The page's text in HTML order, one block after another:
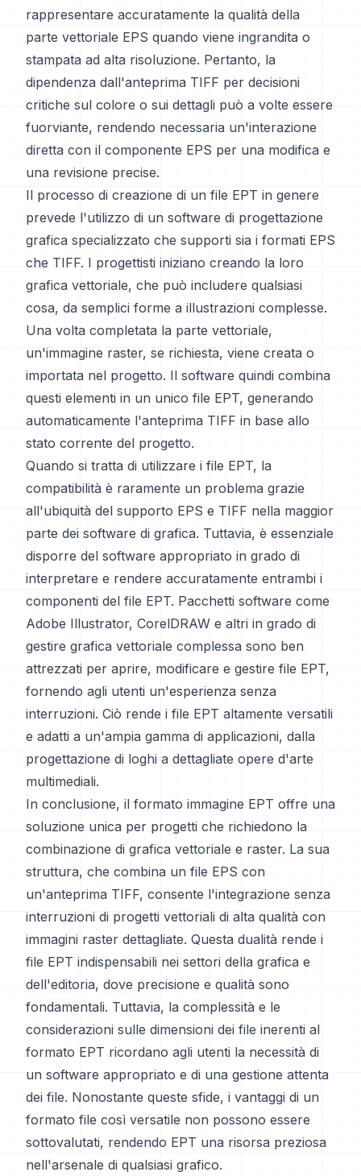
rappresentare accuratamente la qualità della
parte vettoriale EPS quando viene ingrandita o
stampata ad alta risoluzione. Pertanto, la
dipendenza dall'anteprima TIFF per decisioni
critiche sul colore o sui dettagli può a volte essere
fuorviante, rendendo necessaria un'interazione
diretta con il componente EPS per una modifica e
una revisione precise.
Il processo di creazione di un file EPT in genere
prevede l'utilizzo di un software di progettazione
grafica specializzato che supporti sia i formati EPS
che TIFF. I progettisti iniziano creando la loro
grafica vettoriale, che può includere qualsiasi
cosa, da semplici forme a illustrazioni complesse.
Una volta completata la parte vettoriale,
un'immagine raster, se richiesta, viene creata o
importata nel progetto. Il software quindi combina
questi elementi in un unico file EPT, generando
automaticamente l'anteprima TIFF in base allo
stato corrente del progetto.
Quando si tratta di utilizzare i file EPT, la
compatibilità è raramente un problema grazie
all'ubiquità del supporto EPS e TIFF nella maggior
parte dei software di grafica. Tuttavia, è essenziale
disporre del software appropriato in grado di
interpretare e rendere accuratamente entrambi i
componenti del file EPT. Pacchetti software come
Adobe Illustrator, CorelDRAW e altri in grado di
gestire grafica vettoriale complessa sono ben
attrezzati per aprire, modificare e gestire file EPT,
fornendo agli utenti un'esperienza senza
interruzioni. Ciò rende i file EPT altamente versatili
e adatti a un'ampia gamma di applicazioni, dalla
progettazione di loghi a dettagliate opere d'arte
multimediali.
In conclusione, il formato immagine EPT offre una
soluzione unica per progetti che richiedono la
combinazione di grafica vettoriale e raster. La sua
struttura, che combina un file EPS con
un'anteprima TIFF, consente l'integrazione senza
interruzioni di progetti vettoriali di alta qualità con
immagini raster dettagliate. Questa dualità rende i
file EPT indispensabili nei settori della grafica e
dell'editoria, dove precisione e qualità sono
fondamentali. Tuttavia, la complessità e le
considerazioni sulle dimensioni dei file inerenti al
formato EPT ricordano agli utenti la necessità di
un software appropriato e di una gestione attenta
dei file. Nonostante queste sfide, i vantaggi di un
formato file così versatile non possono essere
sottovalutati, rendendo EPT una risorsa preziosa
nell'arsenale di qualsiasi grafico.